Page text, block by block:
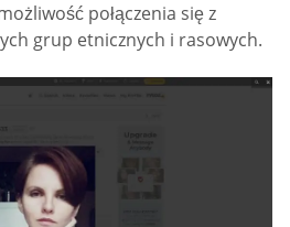
połączenia się z
grup etnicznych i rasowych.